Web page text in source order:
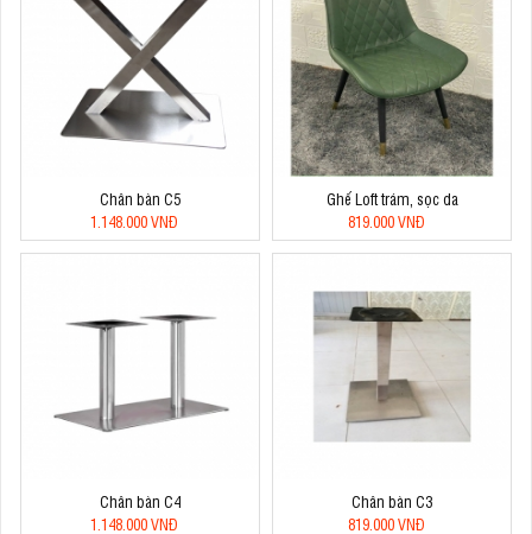
Chân bàn C5
1.148.000 VNĐ
Ghế Loft trám, sọc da
819.000 VNĐ
Chân bàn C4
1.148.000 VNĐ
Chân bàn C3
819.000 VNĐ